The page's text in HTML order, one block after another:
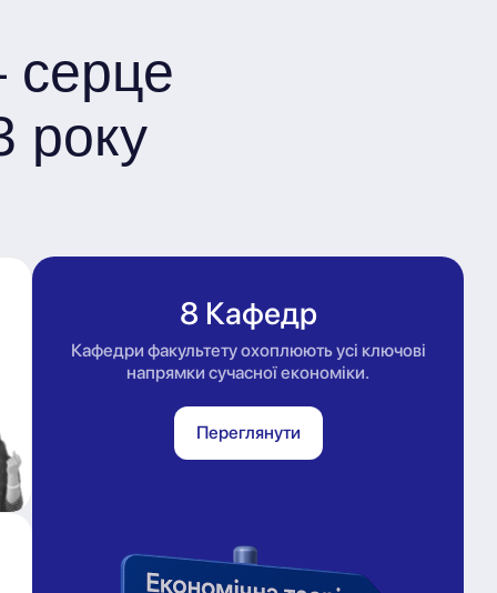
серце
року
8 Кафедр
Кафедри факультету охоплюють усі ключові
напрямки сучасної економіки.
Переглянути